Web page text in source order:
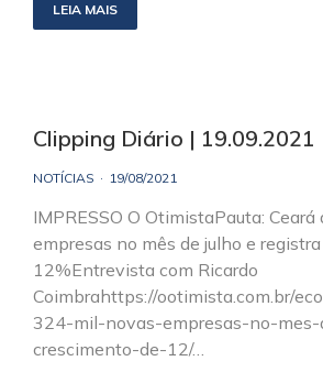
LEIA MAIS
Clipping Diário | 19.09.2021
NOTÍCIAS 19/08/2021
IMPRESSO O OtimistaPauta:
empresas no mês de julho e
12%Entrevista com Ricardo
Coimbrahttps://ootimista.com.br/
324-mil-novas-empresas-no-
crescimento-de-12/…